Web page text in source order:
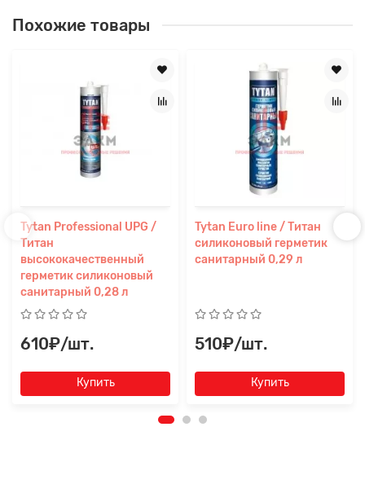
Похожие товары
Tytan Professional UPG /
Титан
высококачественный
герметик силиконовый
санитарный 0,28 л
610₽/шт.
Купить
Tytan Euro line / Титан
силиконовый герметик
санитарный 0,29 л
510₽/шт.
Купить